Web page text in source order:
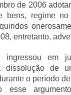
de 2006
bens, regime
entretanto,
ingressou em
dissolução de
o período
esse